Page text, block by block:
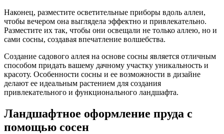
Наконец, разместите осветительные приборы вдоль аллеи,
чтобы вечером она выглядела эффектно и привлекательно.
Разместите их так, чтобы они освещали не только аллею, но и
сами сосны, создавая впечатление волшебства.
Создание садового аллея на основе сосны является отличным
способом придать вашему дачному участку уникальность и
красоту. Особенности сосны и ее возможности в дизайне
делают ее идеальным растением для создания
привлекательного и функционального ландшафта.
Ландшафтное оформление пруда с
помощью сосен